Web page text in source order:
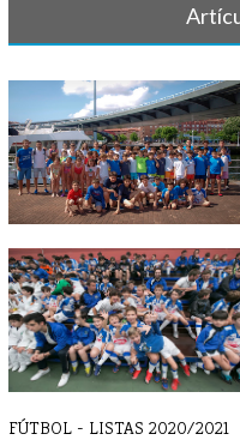
TORNEO BILBAO INDAUTXU
2022
FÚTBOL - LISTAS 2020/2021